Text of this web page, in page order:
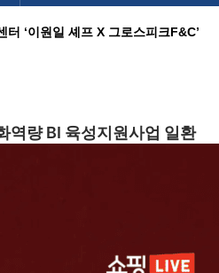
터 ‘이원일 셰프 X 그로스피크F&C’
역량 BI 육성지원사업 일환